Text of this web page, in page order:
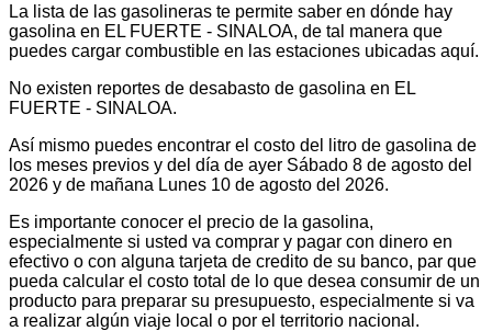
La lista de las gasolineras te permite saber en dónde hay
gasolina en EL FUERTE - SINALOA, de tal manera que
puedes cargar combustible en las estaciones ubicadas aquí.
No existen reportes de desabasto de gasolina en EL
FUERTE - SINALOA.
Así mismo puedes encontrar el costo del litro de gasolina de
los meses previos y del día de ayer Sábado 8 de agosto del
2026 y de mañana Lunes 10 de agosto del 2026.
Es importante conocer el precio de la gasolina,
especialmente si usted va comprar y pagar con dinero en
efectivo o con alguna tarjeta de credito de su banco, par que
pueda calcular el costo total de lo que desea consumir de un
producto para preparar su presupuesto, especialmente si va
a realizar algún viaje local o por el territorio nacional.